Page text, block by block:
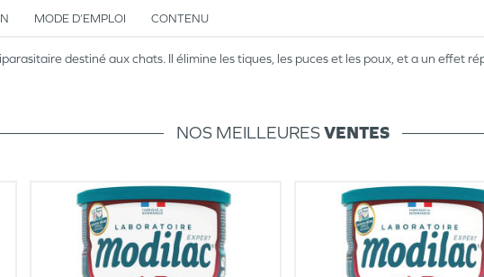
MODE D’EMPLOI CONTENU
destiné aux chats. Il élimine les tiques, les puces et les poux, et a un effet
NOS MEILLEURESVENTES